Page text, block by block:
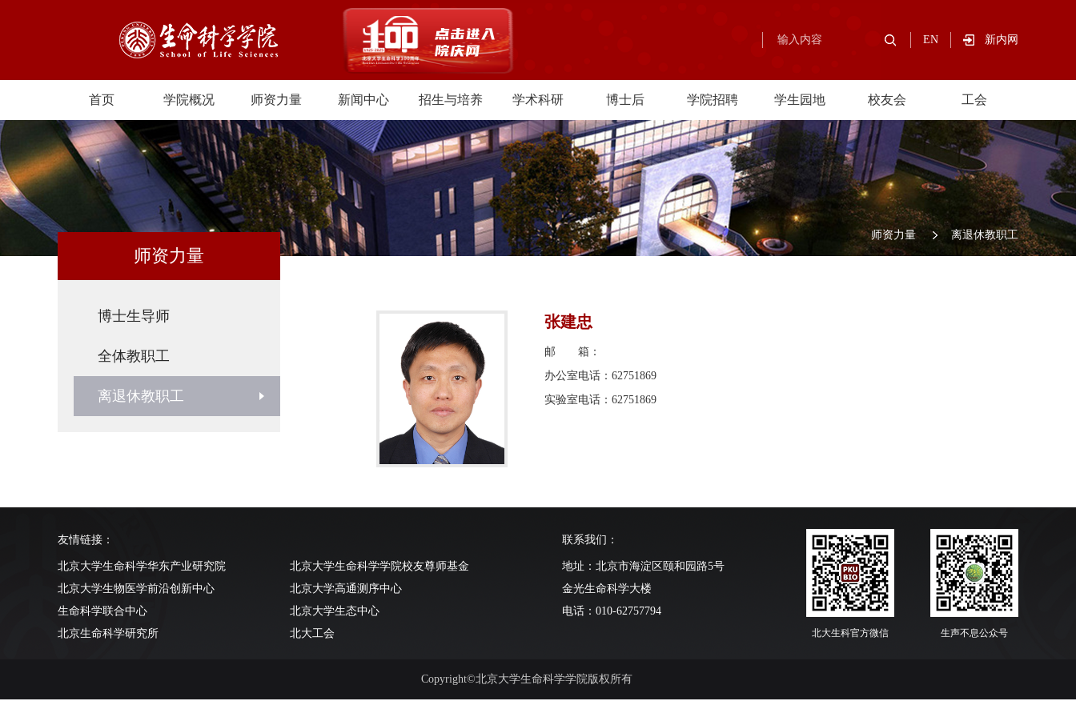
EN 新内网
首页 学院概况 师资力量 新闻中心 招生与培养 学术科研 博士后 学院招聘 学生园地 校友会 工会
师资力量 离退休教职工
师资力量
博士生导师
全体教职工
离退休教职工
张建忠
邮 箱：
办公室电话：62751869
实验室电话：62751869
友情链接：
北京大学生命科学华东产业研究院
北京大学生命科学学院校友尊师基金
北京大学生物医学前沿创新中心
北京大学高通测序中心
生命科学联合中心
北京大学生态中心
北京生命科学研究所
北大工会
联系我们：
地址：北京市海淀区颐和园路5号
金光生命科学大楼
电话：010-62757794
北大生科官方微信 生声不息公众号
Copyright©北京大学生命科学学院版权所有